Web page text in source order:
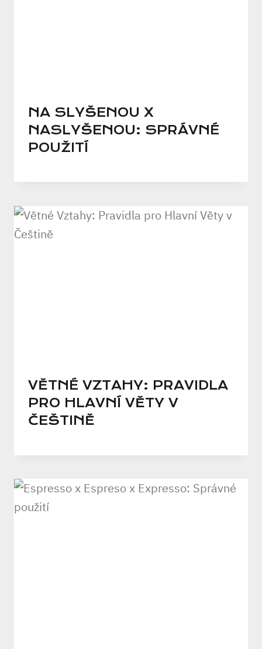
NA SLYŠENOU X
NASLYŠENOU: SPRÁVNÉ
POUŽITÍ
VĚTNÉ VZTAHY: PRAVIDLA
PRO HLAVNÍ VĚTY V
ČEŠTINĚ